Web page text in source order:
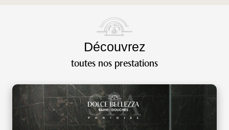
choisies
page
produit
Découvrez
toutes nos prestations